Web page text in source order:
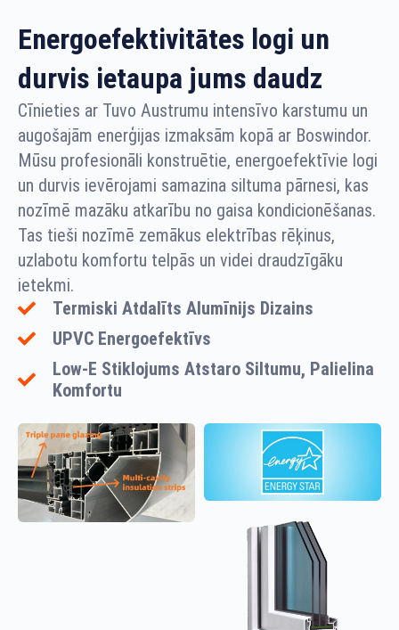
Energoefektivitātes logi un
durvis ietaupa jums daudz
Cīnieties ar Tuvo Austrumu intensīvo karstumu un
augošajām enerģijas izmaksām kopā ar Boswindor.
Mūsu profesionāli konstruētie, energoefektīvie logi
un durvis ievērojami samazina siltuma pārnesi, kas
nozīmē mazāku atkarību no gaisa kondicionēšanas.
Tas tieši nozīmē zemākus elektrības rēķinus,
uzlabotu komfortu telpās un videi draudzīgāku
ietekmi.
Termiski Atdalīts Alumīnijs Dizains
UPVC Energoefektīvs
Low-E Stiklojums Atstaro Siltumu, Palielina
Komfortu